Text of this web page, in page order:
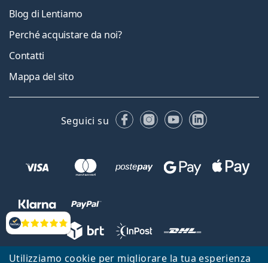
Utilizziamo cookie per migliorare la tua esperienza
Valutazione
Blog di Lentiamo
Perché acquistare da noi?
Contatti
Mappa del sito
Seguici su FacebookInstagram
YouTubeLinkedIn